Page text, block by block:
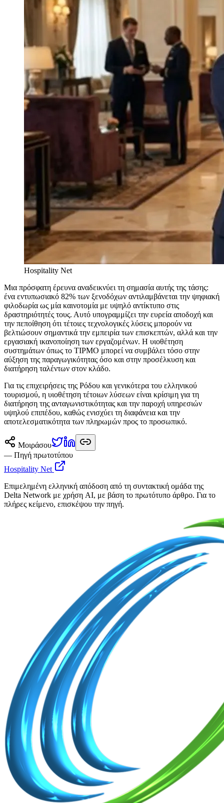
Hospitality Net
Μια πρόσφατη έρευνα αναδεικνύει τη σημασία αυτής της τάσης:
ένα εντυπωσιακό 82% των ξενοδόχων αντιλαμβάνεται την ψηφιακή
φιλοδωρία ως μία καινοτομία με υψηλό αντίκτυπο στις
δραστηριότητές τους. Αυτό υπογραμμίζει την ευρεία αποδοχή και
την πεποίθηση ότι τέτοιες τεχνολογικές λύσεις μπορούν να
βελτιώσουν σημαντικά την εμπειρία των επισκεπτών, αλλά και την
εργασιακή ικανοποίηση των εργαζομένων. Η υιοθέτηση
συστημάτων όπως το TIPMO μπορεί να συμβάλει τόσο στην
αύξηση της παραγωγικότητας όσο και στην προσέλκυση και
διατήρηση ταλέντων στον κλάδο.
Για τις επιχειρήσεις της Ρόδου και γενικότερα του ελληνικού
τουρισμού, η υιοθέτηση τέτοιων λύσεων είναι κρίσιμη για τη
διατήρηση της ανταγωνιστικότητας και την παροχή υπηρεσιών
υψηλού επιπέδου, καθώς ενισχύει τη διαφάνεια και την
αποτελεσματικότητα των πληρωμών προς το προσωπικό.
Μοιράσου
— Πηγή πρωτοτύπου
Hospitality Net
Επιμελημένη ελληνική απόδοση από τη συντακτική ομάδα της
Delta Network με χρήση AI, με βάση το πρωτότυπο άρθρο. Για το
πλήρες κείμενο, επισκέψου την πηγή.